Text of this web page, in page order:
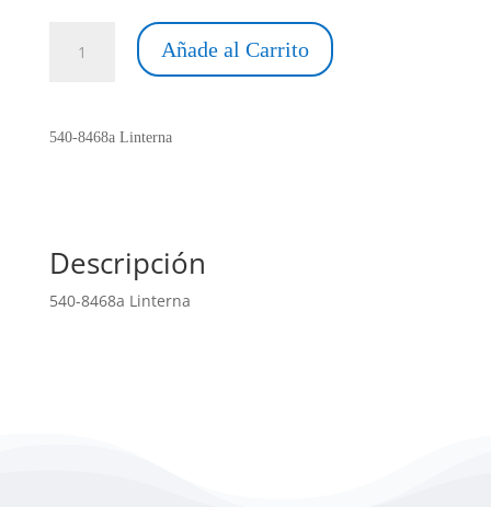
8468a
Añade al Carrito
540-8468a Linterna
Descripción
540-8468a Linterna